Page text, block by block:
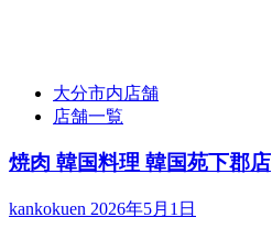
大分市内店舗
店舗一覧
焼肉 韓国料理 韓国苑下郡店
kankokuen 2026年5月1日